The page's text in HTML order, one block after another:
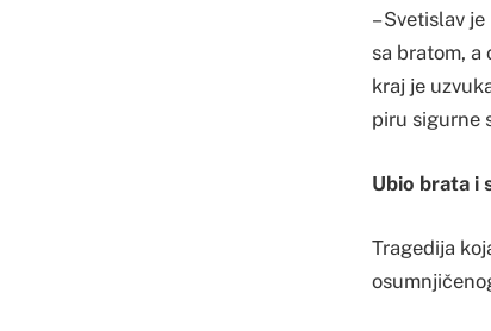
– Svetislav
sa bratom, a
kraj je
piru sigurne
Ubio brata i
Tragedija